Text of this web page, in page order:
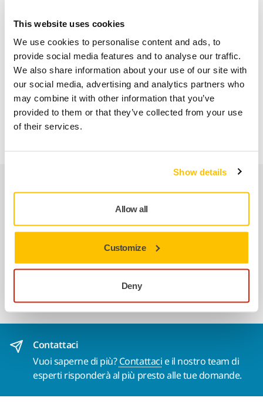
This website uses cookies
We use cookies to personalise content and ads, to
provide social media features and to analyse our traffic.
We also share information about your use of our site with
our social media, advertising and analytics partners who
may combine it with other information that you’ve
provided to them or that they’ve collected from your use
of their services.
Show details
Allow all
Customize
Deny
di levigatura, gestendo efficacemente la polvere e i detriti. In
lavoro, ma si prolunga anche la vita della levigatrice. Per
montare la campana, individuare innanzitutto le frecce sia
sulla campana che sull'alloggiamento della levigatrice.
Allineare con cura le frecce durante il posizionamento. In
questo modo si garantisce che la campana sia fissata
correttamente e pronta all'uso.
USA INSIEME
Mirka® DEROS RS 600 Ø 150 mm
Mirka® DEROS RS 600 è una levigatrice
elettrica rotativa per applicazioni gravose di
varia natura,…
Contattaci
Vuoi saperne di più?Contattaci e il nostro team di
esperti risponderà al più presto alle tue domande.